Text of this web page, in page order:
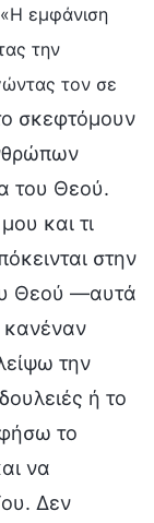
εμφάνιση
την
τον σε
σκεφτόμουν
του Θεού.
και τι
στην
Θεού —αυτά
κανέναν
την
ή το
το
να
Δεν